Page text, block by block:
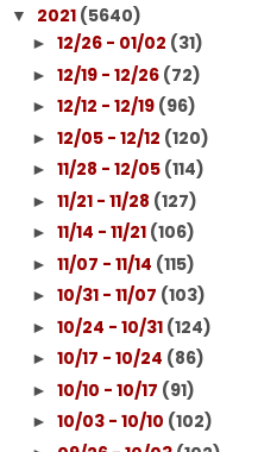
▼ 2021 (5640)
► 12/26 - 01/02 (31)
► 12/19 - 12/26 (72)
► 12/12 - 12/19 (96)
► 12/05 - 12/12 (120)
► 11/28 - 12/05 (114)
► 11/21 - 11/28 (127)
► 11/14 - 11/21 (106)
► 11/07 - 11/14 (115)
► 10/31 - 11/07 (103)
► 10/24 - 10/31 (124)
► 10/17 - 10/24 (86)
► 10/10 - 10/17 (91)
► 10/03 - 10/10 (102)